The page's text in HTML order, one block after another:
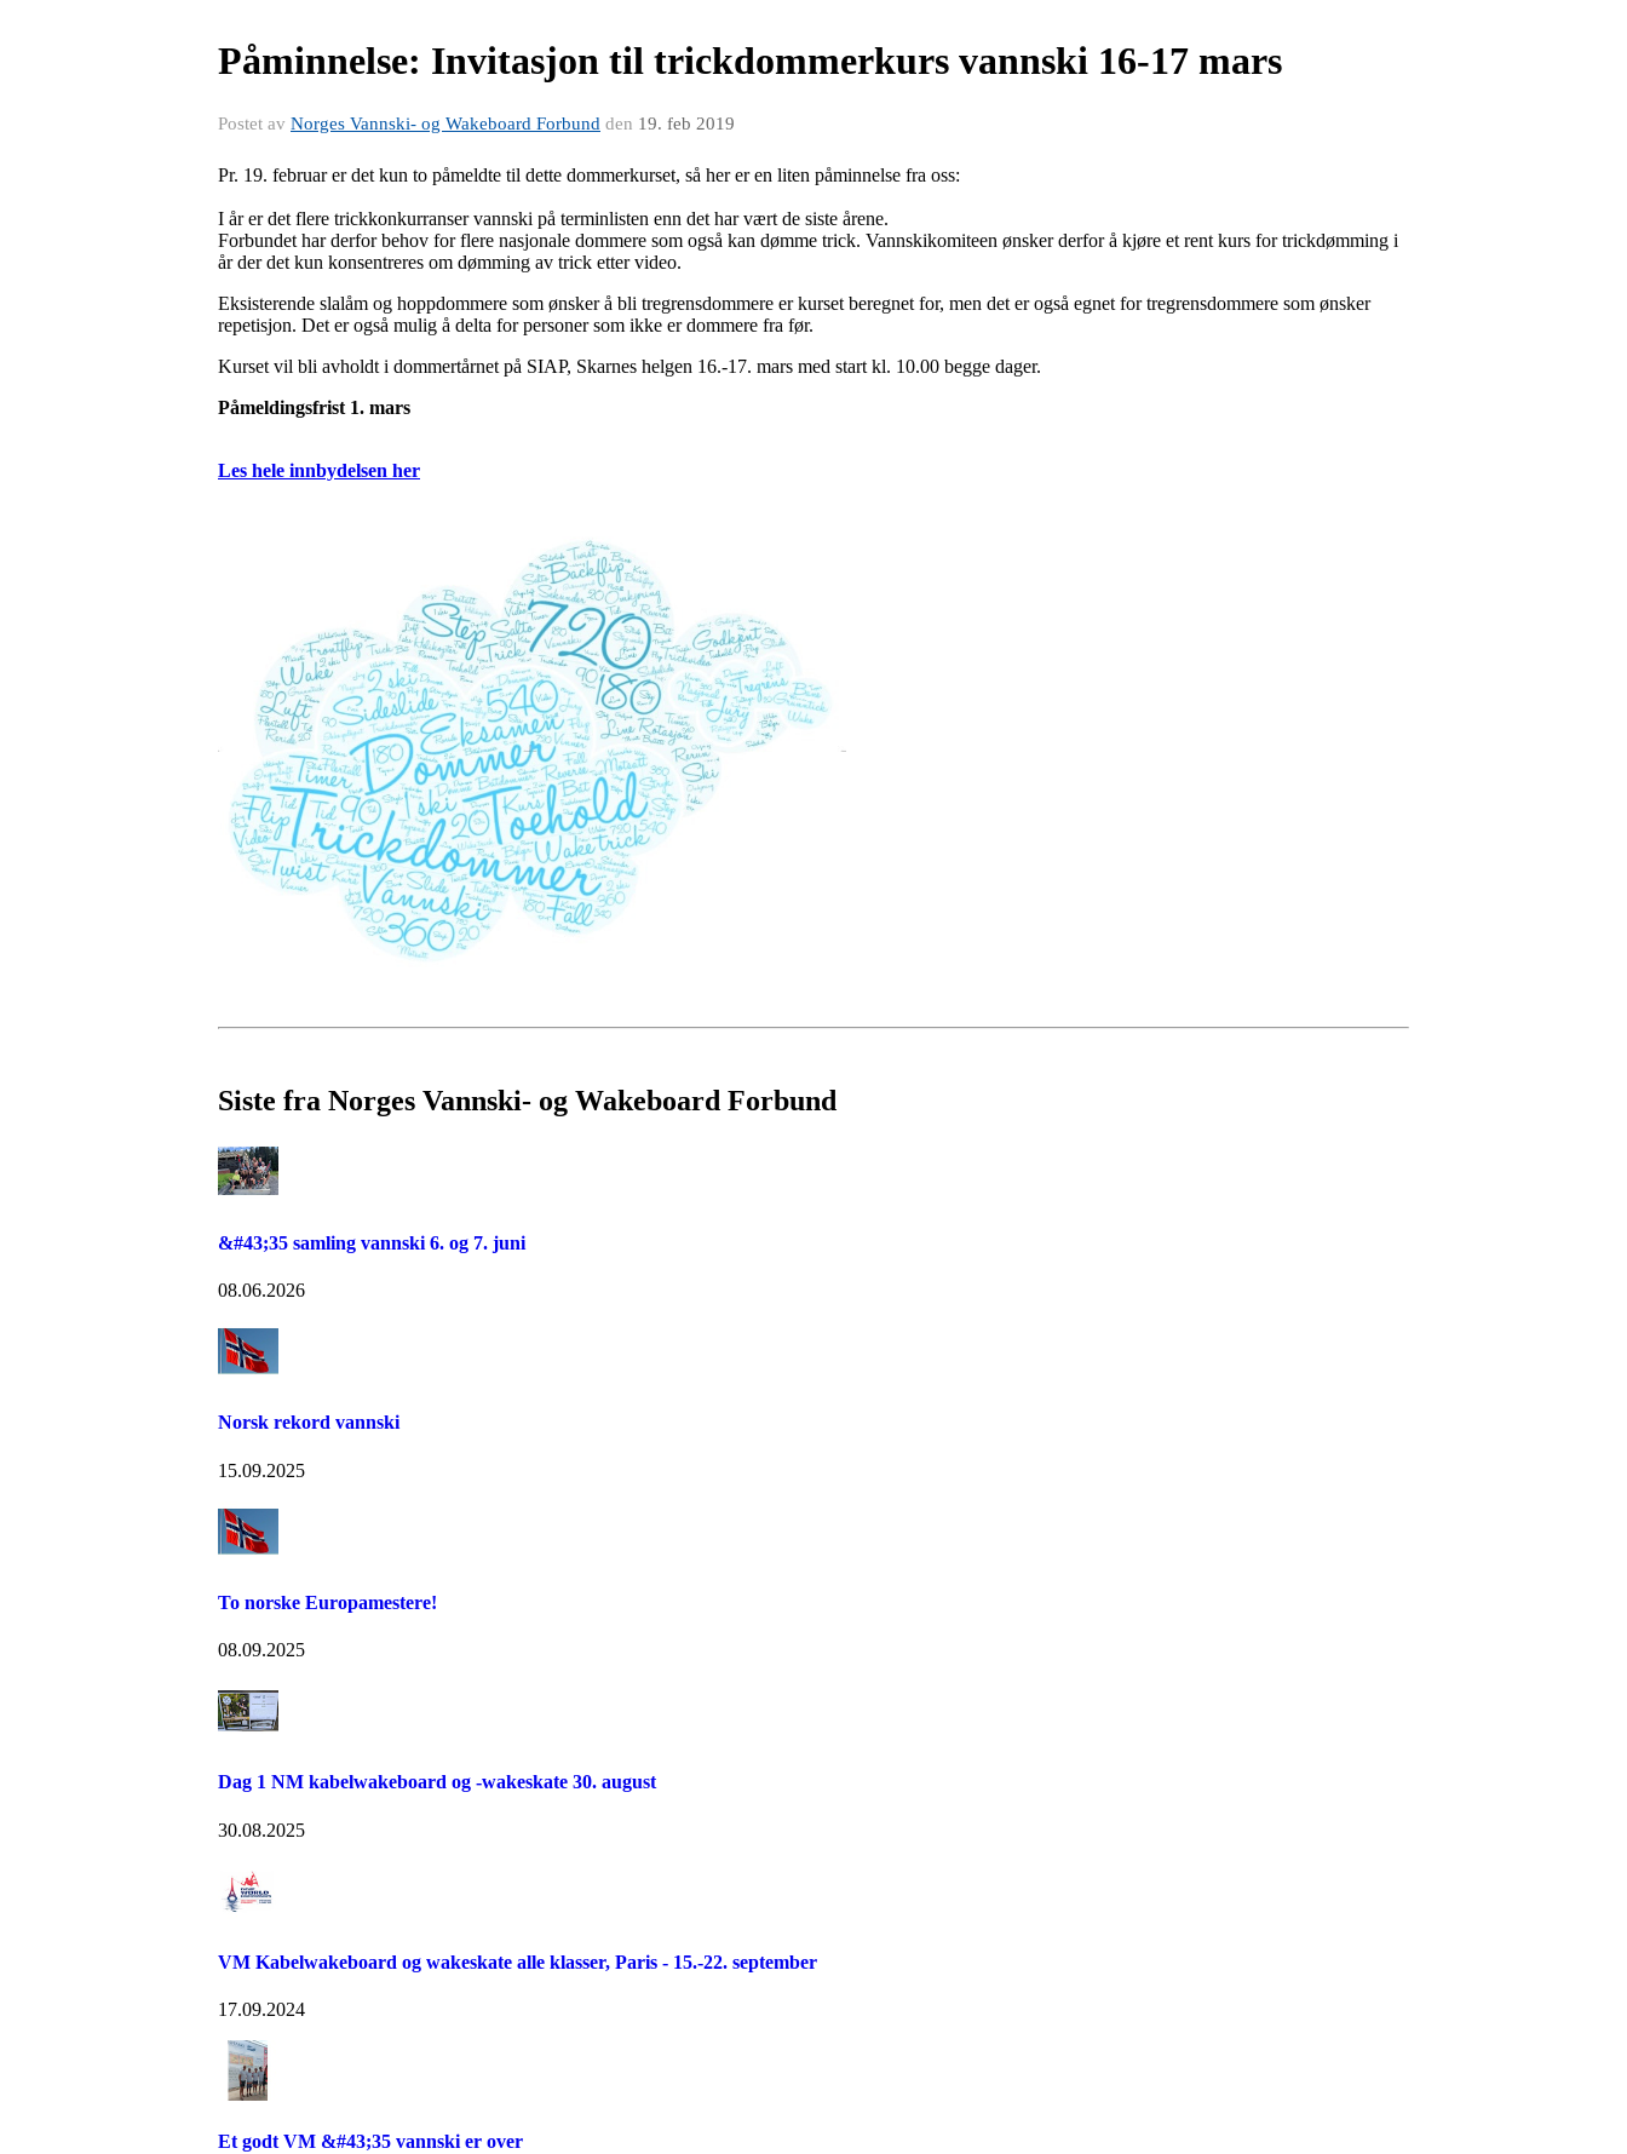
Påminnelse: Invitasjon til trickdommerkurs vannski 16-17 mars
Postet av Norges Vannski- og Wakeboard Forbund den 19. feb 2019
Pr. 19. februar er det kun to påmeldte til dette dommerkurset, så her er en liten påminnelse fra oss:
I år er det flere trickkonkurranser vannski på terminlisten enn det har vært de siste årene.
Forbundet har derfor behov for flere nasjonale dommere som også kan dømme trick. Vannskikomiteen ønsker derfor å kjøre et rent kurs for trickdømming i
år der det kun konsentreres om dømming av trick etter video.
Eksisterende slalåm og hoppdommere som ønsker å bli tregrensdommere er kurset beregnet for, men det er også egnet for tregrensdommere som ønsker
repetisjon. Det er også mulig å delta for personer som ikke er dommere fra før.
Kurset vil bli avholdt i dommertårnet på SIAP, Skarnes helgen 16.-17. mars med start kl. 10.00 begge dager.
Påmeldingsfrist 1. mars
Les hele innbydelsen her
Siste fra Norges Vannski- og Wakeboard Forbund
&#43;35 samling vannski 6. og 7. juni
08.06.2026
Norsk rekord vannski
15.09.2025
To norske Europamestere!
08.09.2025
Dag 1 NM kabelwakeboard og -wakeskate 30. august
30.08.2025
VM Kabelwakeboard og wakeskate alle klasser, Paris - 15.-22. september
17.09.2024
Et godt VM &#43;35 vannski er over